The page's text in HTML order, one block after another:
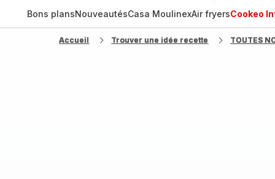
fryer",
"Companion"]
Bons plansNouveautésCasa MoulinexAir fryersCookeo
Accueil Trouver une idée recette TOUTES